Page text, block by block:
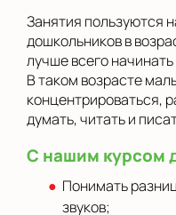
Занятия пользуются
дошкольников в
лучше всего
В таком возрасте
концентрироваться,
думать, читать и
С нашим курсом
Понимать
звуков;